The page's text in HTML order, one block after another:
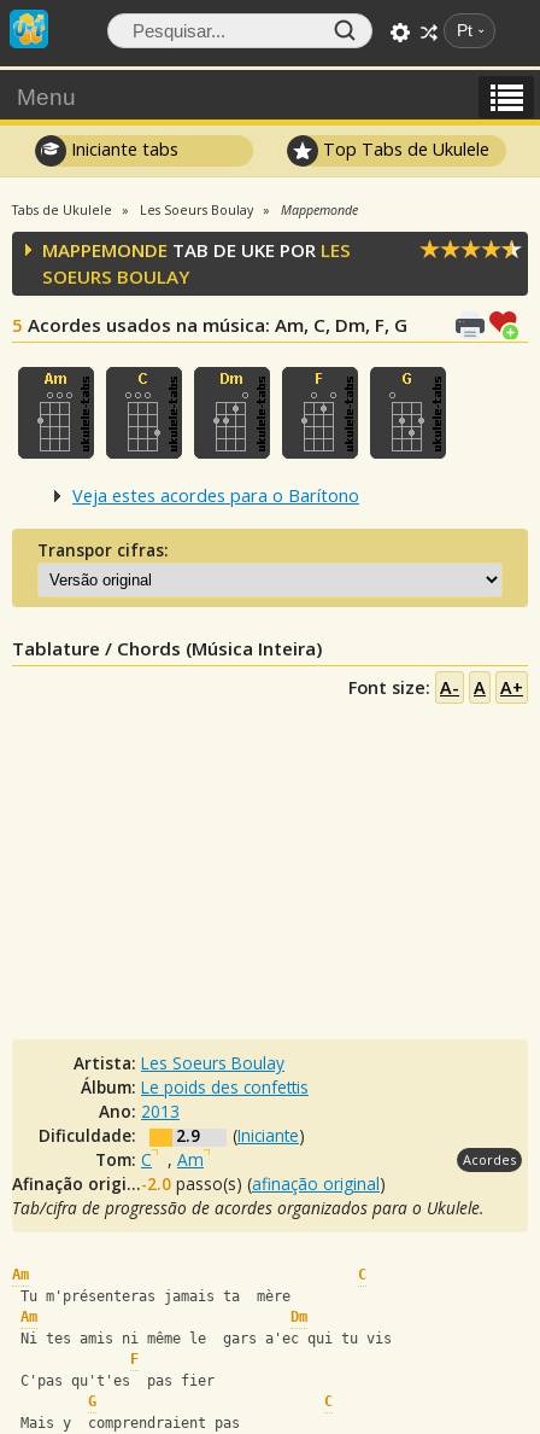
Pt
Menu
Iniciante tabs Top Tabs de Ukulele
Tabs de Ukulele Les Soeurs Boulay Mappemonde
MAPPEMONDE TAB DE UKE POR LES
SOEURS BOULAY
5 Acordes usados na música: Am, C, Dm, F, G
Veja estes acordes para o Barítono
Transpor cifras:
Tablature / Chords (Música Inteira)
Font size: A- A A+
Artista: Les Soeurs Boulay
Álbum: Le poids des confettis
Ano: 2013
Dificuldade:
2.9 (Iniciante)
Tom: C , Am Acordes
Afinação original:-2.0 passo(s) (afinação original)
Tab/cifra de progressão de acordes organizados para o Ukulele.
Am
C
Tu m'présenteras jamais ta  mère
Am
Dm
Ni tes amis ni même le  gars a'ec qui tu vis
F
C'pas qu't'es  pas fier
G
C
Mais y  comprendraient pas